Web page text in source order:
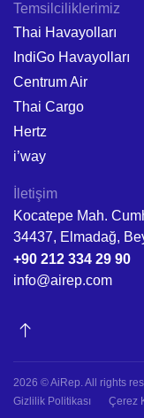
Temsilciliklerimiz
Thai Havayolları
IndiGo Havayolları
Centrum Air
Thai Cargo
Hertz
i’way
İletişim
Kocatepe Mah.
34437, Elmadağ,
+90 212 334 29 90
info@airep.com
2026 © AiRep. All rights
Gizlilik Politikası
Çerez